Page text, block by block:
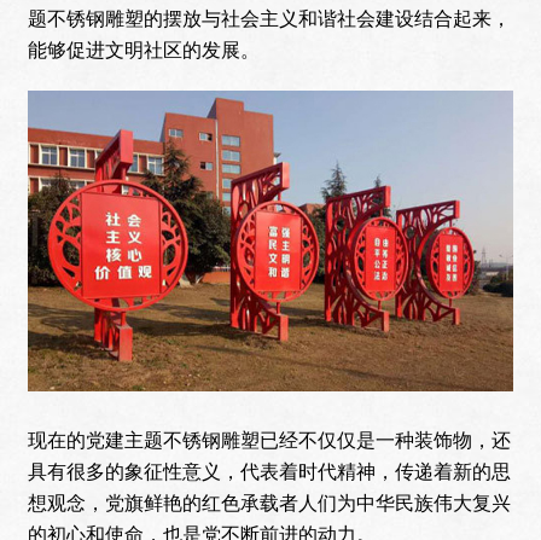
题不锈钢雕塑的摆放与社会主义和谐社会建设结合起来，
能够促进文明社区的发展。
现在的党建主题不锈钢雕塑已经不仅仅是一种装饰物，还
具有很多的象征性意义，代表着时代精神，传递着新的思
想观念，党旗鲜艳的红色承载者人们为中华民族伟大复兴
的初心和使命，也是党不断前进的动力。